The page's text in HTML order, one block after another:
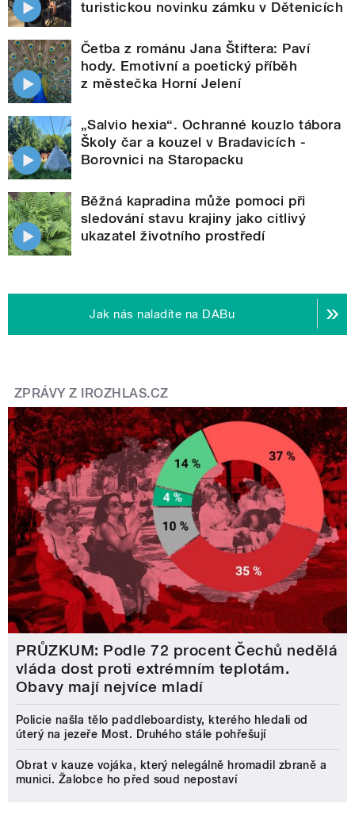
turistickou novinku zámku v Dětenicích
Četba z románu Jana Štiftera: Paví
hody. Emotivní a poetický příběh
z městečka Horní Jelení
„Salvio hexia“. Ochranné kouzlo tábora
Školy čar a kouzel v Bradavicích -
Borovnici na Staropacku
Běžná kapradina může pomoci při
sledování stavu krajiny jako citlivý
ukazatel životního prostředí
Jak nás naladíte na DABu
ZPRÁVY Z IROZHLAS.CZ
PRŮZKUM: Podle 72 procent Čechů nedělá
vláda dost proti extrémním teplotám.
Obavy mají nejvíce mladí
Policie našla tělo paddleboardisty, kterého hledali od
úterý na jezeře Most. Druhého stále pohřešují
Obrat v kauze vojáka, který nelegálně hromadil zbraně a
munici. Žalobce ho před soud nepostaví